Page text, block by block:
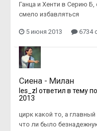
Ганца и Хенти в Серию
смело избавляться
5 июня 2013 6734
Сиена - Милан
les_zl ответил в тему
2013
цирк какой то, а
что ли было